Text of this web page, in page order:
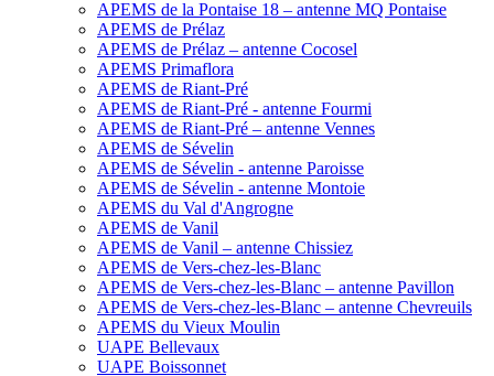
APEMS de la Pontaise 18 – antenne MQ Pontaise
APEMS de Prélaz
APEMS de Prélaz – antenne Cocosel
APEMS Primaflora
APEMS de Riant-Pré
APEMS de Riant-Pré - antenne Fourmi
APEMS de Riant-Pré – antenne Vennes
APEMS de Sévelin
APEMS de Sévelin - antenne Paroisse
APEMS de Sévelin - antenne Montoie
APEMS du Val d'Angrogne
APEMS de Vanil
APEMS de Vanil – antenne Chissiez
APEMS de Vers-chez-les-Blanc
APEMS de Vers-chez-les-Blanc – antenne Pavillon
APEMS de Vers-chez-les-Blanc – antenne Chevreuils
APEMS du Vieux Moulin
UAPE Bellevaux
UAPE Boissonnet